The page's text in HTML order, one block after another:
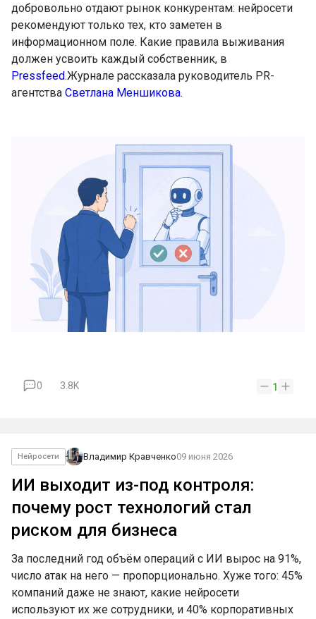
добровольно отдают рынок конкурентам: нейросети
рекомендуют только тех, кто заметен в
информационном поле. Какие правила выживания
должен усвоить каждый собственник, в
Pressfeed.Журнале рассказала руководитель PR-
агентства Светлана Меншикова.
0 3.8K 1
Нейросети Владимир Кравченко09 июня 2026
ИИ выходит из-под контроля:
почему рост технологий стал
риском для бизнеса
За последний год объём операций с ИИ вырос на 91%,
число атак на него — пропорционально. Хуже того: 45%
компаний даже не знают, какие нейросети
используют их же сотрудники, и 40% корпоративных